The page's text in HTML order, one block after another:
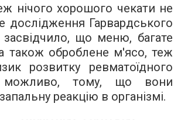
нічого хорошого чекати не
дослідження Гарвардського
засвідчило, що меню, багате
також оброблене м'ясо, теж
розвитку ревматоїдного
можливо, тому, що вони
реакцію в організмі.